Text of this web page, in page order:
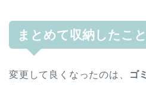
まとめて収納したこ
変更して良くなったのは、 ゴ